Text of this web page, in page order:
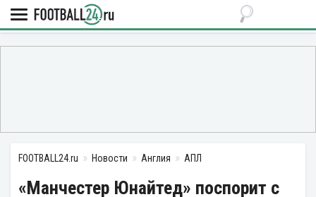
FOOTBALL24.ru Новости Англия АПЛ
«Манчестер Юнайтед» поспорит с